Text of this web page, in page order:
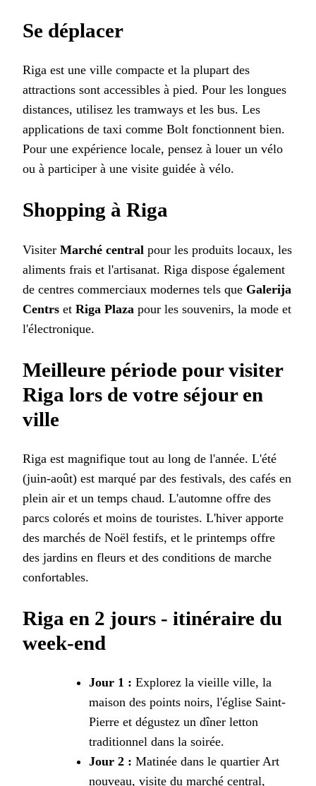
Se déplacer
Riga est une ville compacte et la plupart des
attractions sont accessibles à pied. Pour les longues
distances, utilisez les tramways et les bus. Les
applications de taxi comme Bolt fonctionnent bien.
Pour une expérience locale, pensez à louer un vélo
ou à participer à une visite guidée à vélo.
Shopping à Riga
Visiter Marché central pour les produits locaux, les
aliments frais et l'artisanat. Riga dispose également
de centres commerciaux modernes tels que Galerija
Centrs et Riga Plaza pour les souvenirs, la mode et
l'électronique.
Meilleure période pour visiter
Riga lors de votre séjour en
ville
Riga est magnifique tout au long de l'année. L'été
(juin-août) est marqué par des festivals, des cafés en
plein air et un temps chaud. L'automne offre des
parcs colorés et moins de touristes. L'hiver apporte
des marchés de Noël festifs, et le printemps offre
des jardins en fleurs et des conditions de marche
confortables.
Riga en 2 jours - itinéraire du
week-end
Jour 1 : Explorez la vieille ville, la
maison des points noirs, l'église Saint-
Pierre et dégustez un dîner letton
traditionnel dans la soirée.
Jour 2 : Matinée dans le quartier Art
nouveau, visite du marché central,